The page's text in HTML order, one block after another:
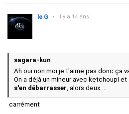
le G • il y a 14 ans
sagara-kun
Ah oui non moi je t'aime pas donc ça
On a déjà un mineur avec ketchoupi et
s'en débarrasser, alors deux ...
carrément